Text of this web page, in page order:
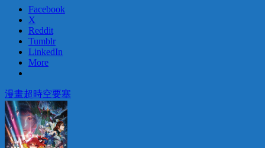
Facebook
X
Reddit
Tumblr
LinkedIn
More
漫畫超時空要塞